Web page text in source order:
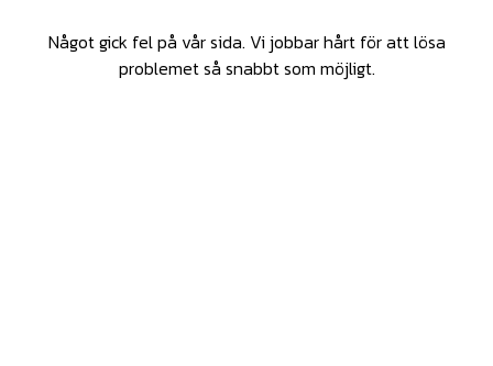
Något gick fel på vår sida. Vi jobbar hårt för att lösa
problemet så snabbt som möjligt.